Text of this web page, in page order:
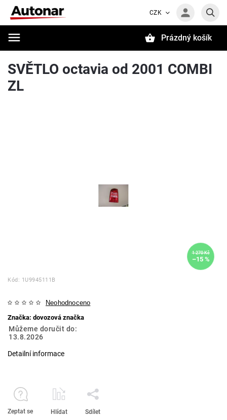
CZK
Prázdný košík
SVĚTLO octavia od 2001 COMBI
ZL
1 270 Kč
–15 %
Kód: 1U9945111B
Neohodnoceno
Značka: dovozová značka
Můžeme doručit do:
13.8.2026
Detailní informace
Zeptat se Hlídat Sdílet